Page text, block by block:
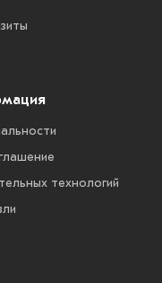
технологий